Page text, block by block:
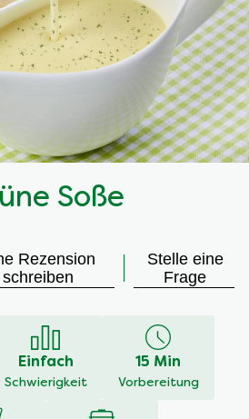
Soße
Rezension
schreiben
Stelle eine
Frage
Einfach
Schwierigkeit
15 Min
Vorbereitung